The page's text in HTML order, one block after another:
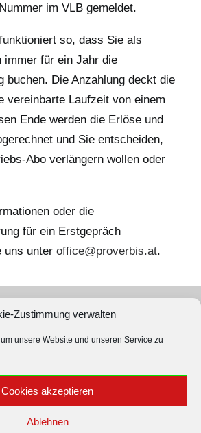
Zustimmung verwalten
unsere Website und unseren Service zu
Cookies akzeptieren
Ablehnen
im VLB gemeldet.
so, dass Sie als
immer für ein Jahr die
buchen. Die Anzahlung deckt die
vereinbarte Laufzeit von einem
Ende werden die Erlöse und
und Sie entscheiden,
Abo verlängern wollen oder
oder die
für ein Erstgepräch
uns unter office@proverbis.at.
PROverbis e.U.
T:+43 1 2763593